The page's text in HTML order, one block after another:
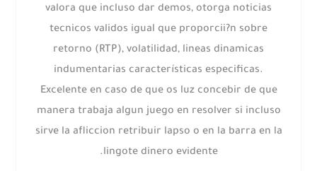
valora que incluso dar demos, otorga noticias
tecnicos validos igual que proporcii?n sobre
retorno (RTP), volatilidad, lineas dinamicas
indumentarias características especificas.
Excelente en caso de que os luz concebir de que
manera trabaja algun juego en resolver si incluso
sirve la afliccion retribuir lapso o en la barra en la
lingote dinero evidente.